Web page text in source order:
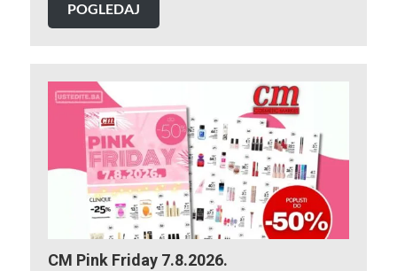
POGLEDAJ
CM Pink Friday 7.8.2026.